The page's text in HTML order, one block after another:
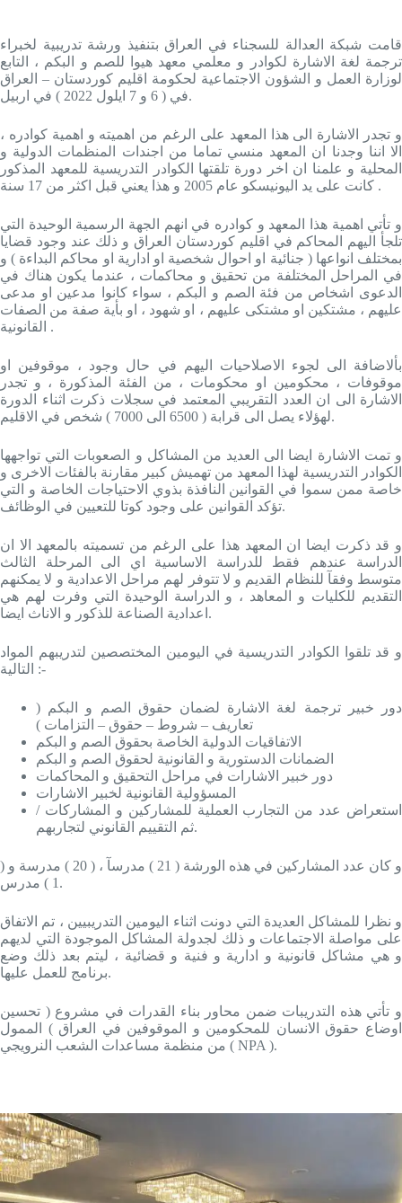
قامت شبكة العدالة للسجناء في العراق بتنفيذ ورشة تدريبية لخبراء
ترجمة لغة الاشارة لكوادر و معلمي معهد هيوا للصم و البكم ، التابع
لوزارة العمل و الشؤون الاجتماعية لحكومة اقليم كوردستان – العراق
في ( 6 و 7 ايلول 2022 ) في اربيل.
و تجدر الاشارة الى هذا المعهد على الرغم من اهميته و اهمية كوادره ،
الا اننا وجدنا ان المعهد منسي تماما من اجندات المنظمات الدولية و
المحلية و علمنا ان اخر دورة تلقتها الكوادر التدريسية للمعهد المذكور
كانت على يد اليونيسكو عام 2005 و هذا يعني قبل اكثر من 17 سنة .
و تأتي اهمية هذا المعهد و كوادره في انهم الجهة الرسمية الوحيدة التي
تلجأ اليهم المحاكم في اقليم كوردستان العراق و ذلك عند وجود قضايا
بمختلف انواعها ( جنائية او احوال شخصية او ادارية او محاكم البداءة ) و
في المراحل المختلفة من تحقيق و محاكمات ، عندما يكون هناك في
الدعوى اشخاص من فئة الصم و البكم ، سواء كانوا مدعين او مدعى
عليهم ، مشتكين او مشتكى عليهم ، او شهود ، او بأية صفة من الصفات
القانونية .
بألاضافة الى لجوء الاصلاحيات اليهم في حال وجود ، موقوفين او
موقوفات ، محكومين او محكومات ، من الفئة المذكورة ، و تجدر
الاشارة الى ان العدد التقريبي المعتمد في سجلات ذكرت اثناء الدورة
لهؤلاء يصل الى قرابة ( 6500 الى 7000 ) شخص في الاقليم.
و تمت الاشارة ايضا الى العديد من المشاكل و الصعوبات التي تواجهها
الكوادر التدريسية لهذا المعهد من تهميش كبير مقارنة بالفئات الاخرى و
خاصة ممن سموا في القوانين النافذة بذوي الاحتياجات الخاصة و التي
تؤكد القوانين على وجود كوتا للتعيين في الوظائف.
و قد ذكرت ايضا ان المعهد هذا على الرغم من تسميته بالمعهد الا ان
الدراسة عندهم فقط للدراسة الاساسية اي الى المرحلة الثالث
متوسط وفقآ للنظام القديم و لا تتوفر لهم مراحل الاعدادية و لا يمكنهم
التقديم للكليات و المعاهد ، و الدراسة الوحيدة التي وفرت لهم هي
اعدادية الصناعة للذكور و الاناث ايضا.
و قد تلقوا الكوادر التدريسية في اليومين المختصصين لتدريبهم المواد
التالية :-
دور خبير ترجمة لغة الاشارة لضمان حقوق الصم و البكم (
تعاريف – شروط – حقوق – التزامات )
الاتفاقيات الدولية الخاصة بحقوق الصم و البكم
الضمانات الدستورية و القانونية لحقوق الصم و البكم
دور خبير الاشارات في مراحل التحقيق و المحاكمات
المسؤولية القانونية لخبير الاشارات
استعراض عدد من التجارب العملية للمشاركين و المشاركات /
ثم التقييم القانوني لتجاربهم.
و كان عدد المشاركين في هذه الورشة ( 21 ) مدرسآ ، ( 20 ) مدرسة و (
1 ) مدرس.
و نظرا للمشاكل العديدة التي دونت اثناء اليومين التدريبيين ، تم الاتفاق
على مواصلة الاجتماعات و ذلك لجدولة المشاكل الموجودة التي لديهم
و هي مشاكل قانونية و ادارية و فنية و قضائية ، ليتم بعد ذلك وضع
برنامج للعمل عليها.
و تأتي هذه التدريبات ضمن محاور بناء القدرات في مشروع ( تحسين
اوضاع حقوق الانسان للمحكومين و الموقوفين في العراق ) الممول
من منظمة مساعدات الشعب النرويجي ( NPA ).